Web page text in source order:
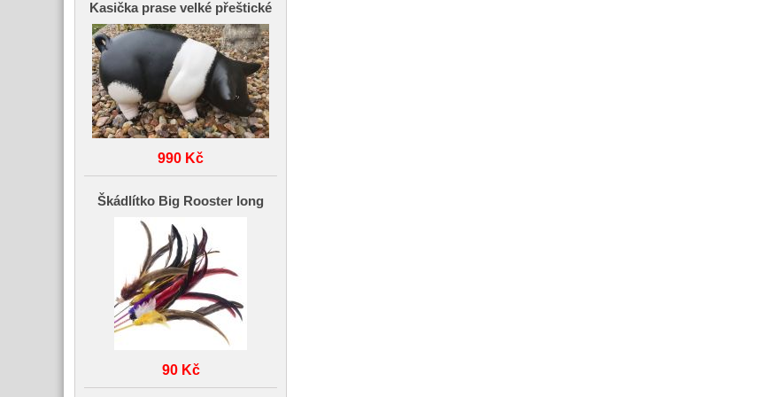
Kasička prase velké přeštické
990 Kč
Škádlítko Big Rooster long
90 Kč